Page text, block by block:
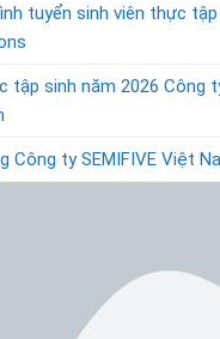
tuyển sinh viên thực tập
tập sinh năm 2026 Công
Công ty SEMIFIVE Việt